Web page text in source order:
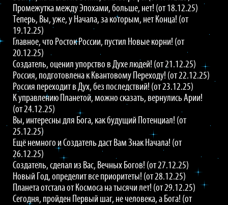
Промежутка между Эпохами, больше, нет! (от 18.12.25)
Теперь, Вы, уже, у Начала, за которым, нет Конца! (от
19.12.25)
Главное, что Росток России, пустил Новые корни! (от
20.12.25)
Создатель, оценил упорство в Духе людей! (от 21.12.25)
Россия, подготовлена к Квантовому Переходу! (от 22.12.25)
Россия переходит в Дух, без последствий! (от 23.12.25)
К управлению Планетой, можно сказать, вернулись Арии!
(от 24.12.25)
Вы, интересны для Бога, как будущий Потенциал! (от
25.12.25)
Ещё немного и Создатель даст Вам Знак Начала! (от
26.12.25)
Создатель, сделал из Вас, Вечных Богов! (от 27.12.25)
Новый Год, определит все приоритеты! (от 28.12.25)
Планета отстала от Космоса на тысячи лет! (от 29.12.25)
Сегодня, пройден Первый шаг, не человека, а Бога! (от